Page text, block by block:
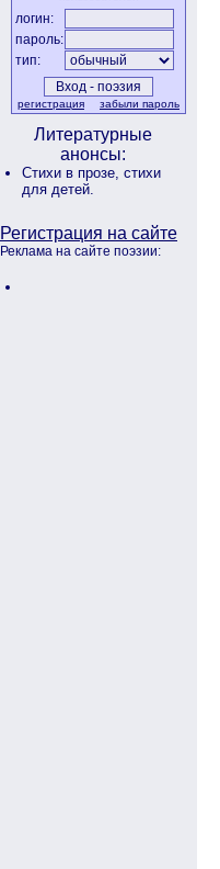
логин:
пароль:
тип:
регистрация забыли пароль
Литературные
анонсы:
Стихи в прозе, стихи
для детей.
Регистрация на сайте
Реклама на сайте поэзии: